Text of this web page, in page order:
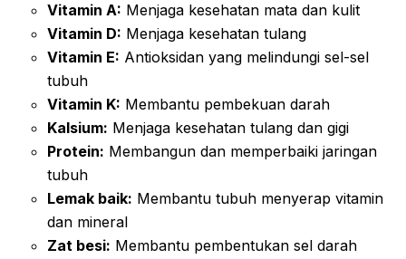
Vitamin A: Menjaga kesehatan mata dan kulit
Vitamin D: Menjaga kesehatan tulang
Vitamin E: Antioksidan yang melindungi sel-sel
tubuh
Vitamin K: Membantu pembekuan darah
Kalsium: Menjaga kesehatan tulang dan gigi
Protein: Membangun dan memperbaiki jaringan
tubuh
Lemak baik: Membantu tubuh menyerap vitamin
dan mineral
Zat besi: Membantu pembentukan sel darah